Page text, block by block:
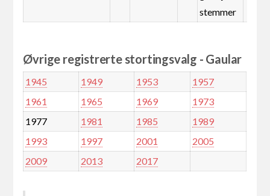
stemmer
Øvrige registrerte stortingsvalg - Gaular
1945 1949 1953
1957
1961
1965 1969
1973
1977
1981 1985
1989
1993
1997 2001
2005
2009
2013 2017